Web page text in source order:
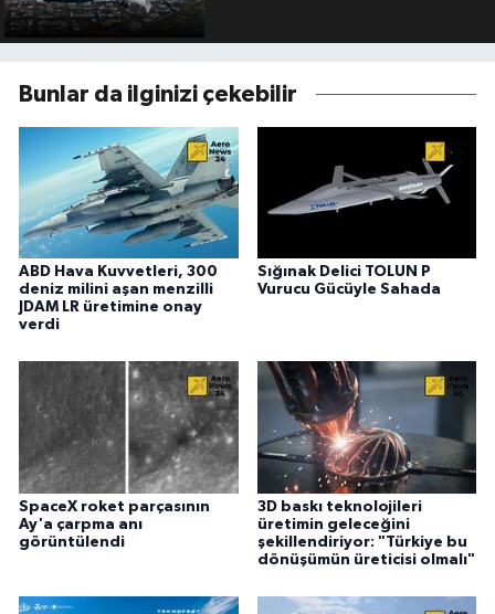
Bunlar da ilginizi çekebilir
ABD Hava Kuvvetleri, 300
deniz milini aşan menzilli
JDAM LR üretimine onay
verdi
Sığınak Delici TOLUN P
Vurucu Gücüyle Sahada
SpaceX roket parçasının
Ay'a çarpma anı
görüntülendi
3D baskı teknolojileri
üretimin geleceğini
şekillendiriyor: "Türkiye bu
dönüşümün üreticisi olmalı"